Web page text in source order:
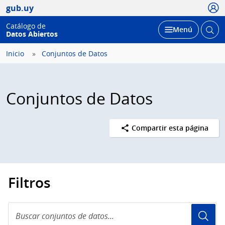
gub.uy
Catálogo de
Datos Abiertos
Desplegar
Menú Abrir
Inicio Conjuntos de Datos
Conjuntos de Datos
Compartir esta página
Filtros
conjuntos